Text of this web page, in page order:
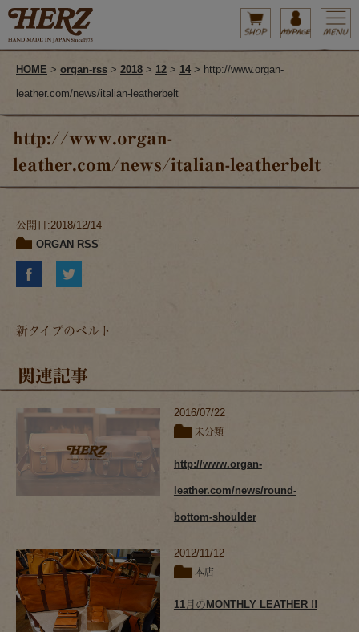
HOME > organ-rss > 2018 > 12 > 14 > http://www.organ-
leather.com/news/italian-leatherbelt
http://www.organ-
leather.com/news/italian-leatherbelt
公開日:2018/12/14
ORGAN RSS
新タイプのベルト
関連記事
2016/07/22
未分類
http://www.organ-
leather.com/news/round-
bottom-shoulder
2012/11/12
本店
11月のMONTHLY LEATHER !!